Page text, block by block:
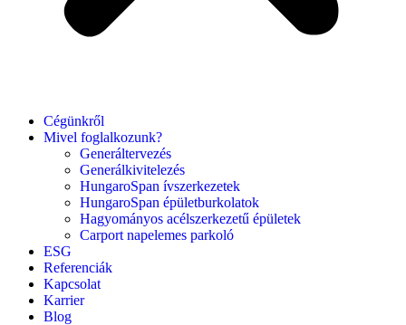
Cégünkről
Mivel foglalkozunk?
Generáltervezés
Generálkivitelezés
HungaroSpan ívszerkezetek
HungaroSpan épületburkolatok
Hagyományos acélszerkezetű épületek
Carport napelemes parkoló
ESG
Referenciák
Kapcsolat
Karrier
Blog